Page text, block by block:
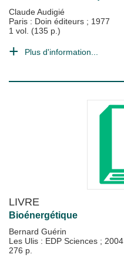
Claude Audigié
Paris : Doin éditeurs ; 1977
1 vol. (135 p.)
Plus d'information...
LIVRE
Bioénergétique
Bernard Guérin
Les Ulis : EDP Sciences ; 2004
276 p.